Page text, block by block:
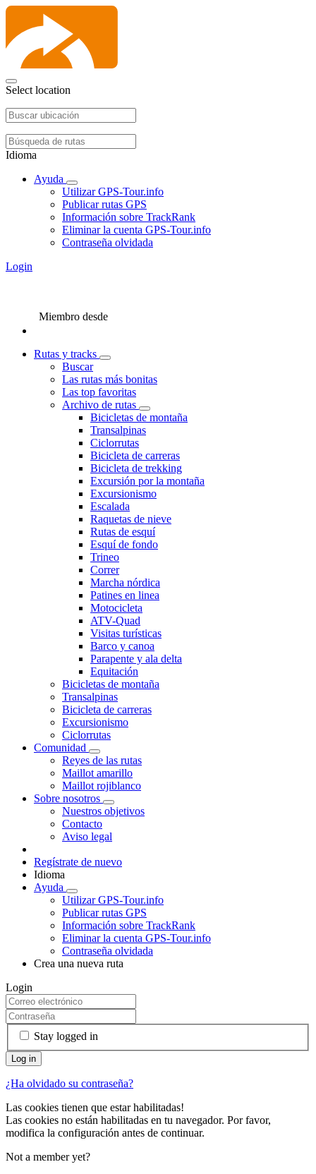
Select location
Idioma
Ayuda
Utilizar GPS-Tour.info
Publicar rutas GPS
Información sobre TrackRank
Eliminar la cuenta GPS-Tour.info
Contraseña olvidada
Login
Miembro desde
Rutas y tracks
Buscar
Las rutas más bonitas
Las top favoritas
Archivo de rutas
Bicicletas de montaña
Transalpinas
Ciclorrutas
Bicicleta de carreras
Bicicleta de trekking
Excursión por la montaña
Excursionismo
Escalada
Raquetas de nieve
Rutas de esquí
Esquí de fondo
Trineo
Correr
Marcha nórdica
Patines en linea
Motocicleta
ATV-Quad
Visitas turísticas
Barco y canoa
Parapente y ala delta
Equitación
Bicicletas de montaña
Transalpinas
Bicicleta de carreras
Excursionismo
Ciclorrutas
Comunidad
Reyes de las rutas
Maillot amarillo
Maillot rojiblanco
Sobre nosotros
Nuestros objetivos
Contacto
Aviso legal
Regístrate de nuevo
Idioma
Ayuda
Utilizar GPS-Tour.info
Publicar rutas GPS
Información sobre TrackRank
Eliminar la cuenta GPS-Tour.info
Contraseña olvidada
Crea una nueva ruta
Login
Stay logged in
¿Ha olvidado su contraseña?
Las cookies tienen que estar habilitadas!
Las cookies no están habilitadas en tu navegador. Por favor,
modifica la configuración antes de continuar.
Not a member yet?